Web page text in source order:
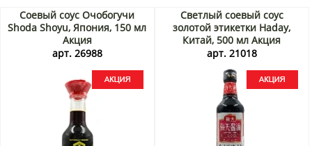
Соевый соус Очобогучи
Shoda Shoyu, Япония, 150 мл
Акция
арт. 26988
Светлый соевый соус
золотой этикетки Haday,
Китай, 500 мл Акция
арт. 21018